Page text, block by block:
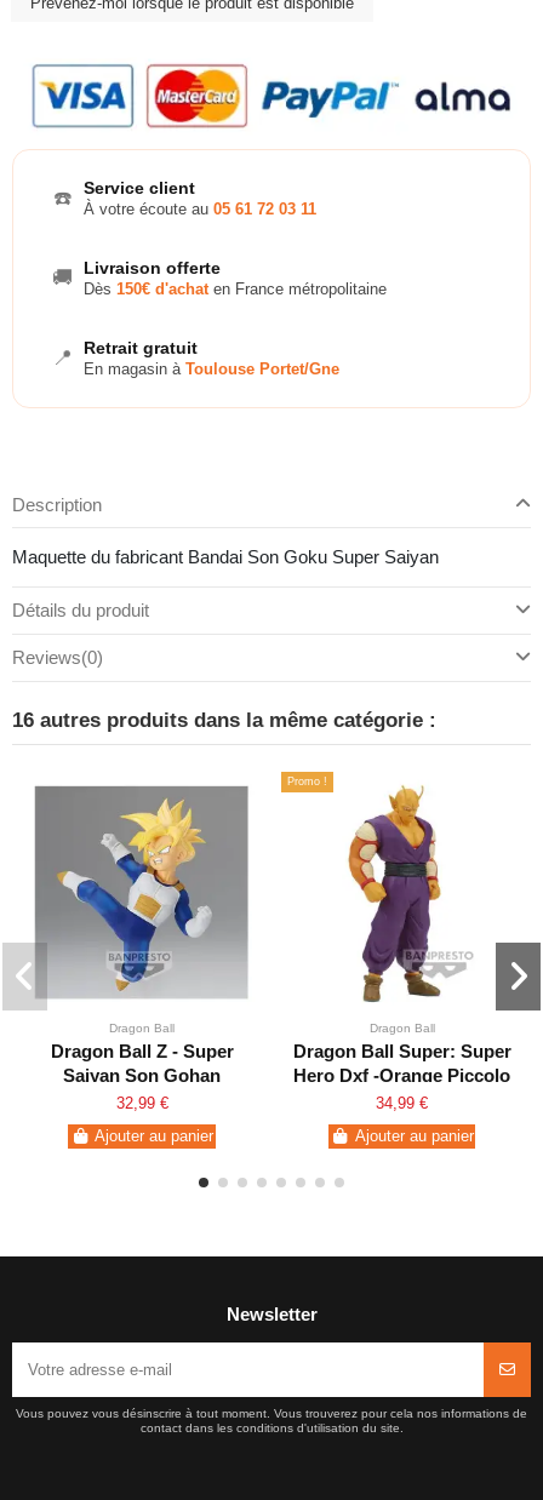
☎️ Service client
À votre écoute au 05 61 72 03 11
🚚 Livraison offerte
Dès 150€ d'achaten France métropolitaine
📍 Retrait gratuit
En magasin à Toulouse Portet/Gne
Description
Maquette du fabricant Bandai Son Goku Super Saiyan
Détails du produit
Reviews(0)
16 autres produits dans la même catégorie :
Dragon Ball
Dragon Ball Z - Super
Saiyan Son Gohan
Chosenshiretsuden vol.1
32,99 €
Ajouter au panier
Promo !
Dragon Ball
Dragon Ball Super: Super
Hero Dxf -Orange Piccolo
34,99 €
Ajouter au panier
Newsletter
Vous pouvez vous désinscrire à tout moment. Vous trouverez pour cela nos informations de
contact dans les conditions d'utilisation du site.